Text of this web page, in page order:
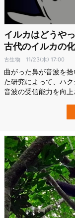
イルカはどうや
古代のイルカの
古生物 11/23(木) 17:00
曲がった鼻が音波を
た研究によって、ハ
音波の受信能力を向
び、化石からも傾き
究者たちは、イルカ